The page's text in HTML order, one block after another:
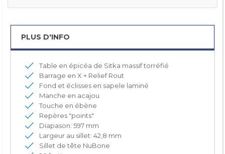
PLUS D'INFO
Table en épicéa de Sitka massif torréfié
Barrage en X + Relief Rout
Fond et éclisses en sapele laminé
Manche en acajou
Touche en ébène
Repères "points"
Diapason: 597 mm
Largeur au sillet: 42,8 mm
Sillet de tête NuBone